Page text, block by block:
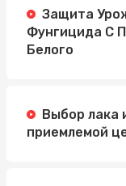
Защита
Фунгицида С
Белого
Выбор лака
приемлемой